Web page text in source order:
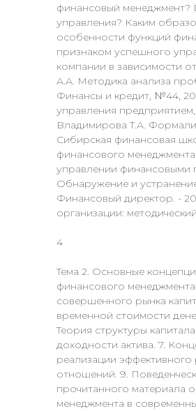
финансовый менеджмент?
управления? Каким
особенности функций
признаком успешного
компании в зависимости
А.А. Методика анализа
Финансы и кредит, №44,
управления
Владимирова Т.А.
Сибирская финансовая
финансового
управлении финансовыми
Обнаружение и
Финансовый директор. -
организации:
4
Тема 2. Основные
финансового менеджмента
совершенного рынка
временной стоимости
Теория структуры
доходности актива. 7.
реализации
отношений. 9.
прочитанного материала
менеджмента в